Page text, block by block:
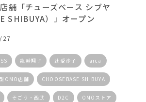
舗「チューズベース シブヤ
SHIBUYA）」オープン
27
龍崎翔子 辻愛沙子 arca
OMO店舗 CHOOSEBASE SHIBUYA
そごう・西武 D2C OMOストア